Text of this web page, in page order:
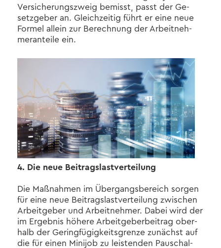
Ver­si­che­rungs­zweig be­misst, passt der Ge­
setz­ge­ber an. Gleich­zei­tig führt er eine neue
For­mel al­lein zur Be­rech­nung der Ar­beit­neh­
mer­an­tei­le ein.
4. Die neue Bei­trags­last­ver­tei­lung
Die Maß­nah­men im Über­gangs­be­reich sor­gen
für eine neue Bei­trags­last­ver­tei­lung zwi­schen
Ar­beit­ge­ber und Ar­beit­neh­mer. Dabei wird der
im Er­geb­nis hö­he­re Ar­beit­ge­ber­bei­trag ober­
halb der Ge­ring­fü­gig­keits­gren­ze zu­nächst auf
die für einen Mi­ni­job zu leis­ten­den Pau­schal­